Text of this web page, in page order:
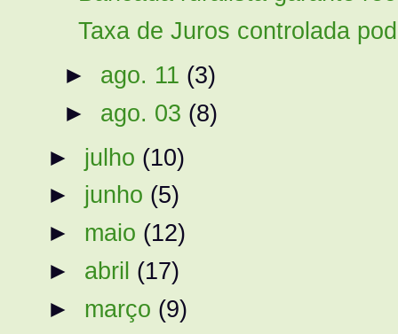
Taxa de Juros controlada
► ago. 11 (3)
► ago. 03 (8)
► julho (10)
► junho (5)
► maio (12)
► abril (17)
► março (9)